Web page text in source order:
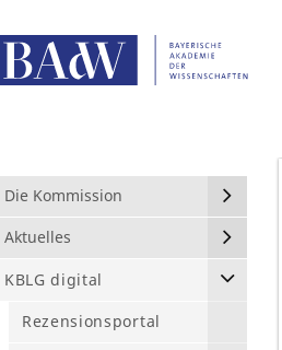
Die Kommission
Aktuelles
KBLG digital
Rezensionsportal